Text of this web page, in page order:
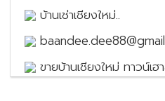
บ้านเช่าเชียงใหม่..
ขายบ้านเชียงใหม่ ทาวน์เฮาส์ คอนโด